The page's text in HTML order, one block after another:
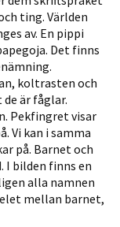
ting. Världen
av. En pippi
Det finns
koltrasten och
är fåglar.
Pekfingret visar
Vi kan i samma
på. Barnet och
I bilden finns en
alla namnen
mellan barnet,